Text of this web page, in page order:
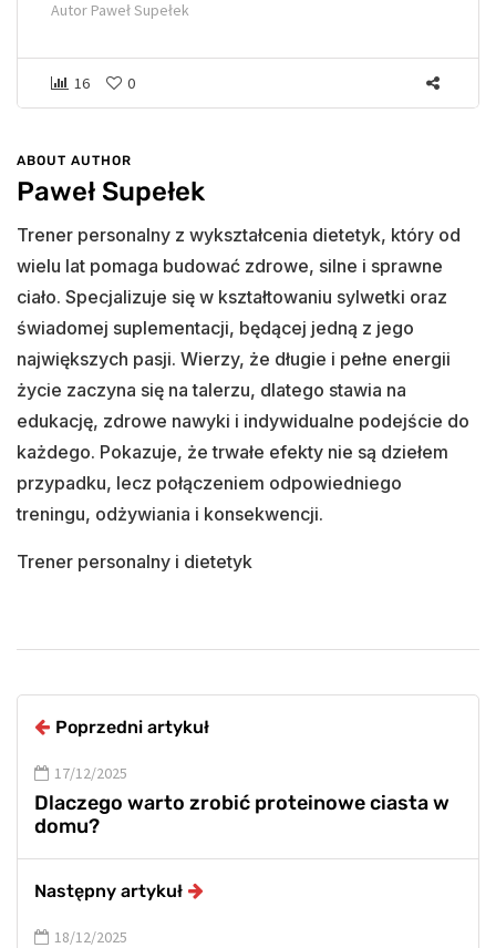
Autor Paweł Supełek
16 0
ABOUT AUTHOR
Paweł Supełek
Trener personalny z wykształcenia dietetyk, który od
wielu lat pomaga budować zdrowe, silne i sprawne
ciało. Specjalizuje się w kształtowaniu sylwetki oraz
świadomej suplementacji, będącej jedną z jego
największych pasji. Wierzy, że długie i pełne energii
życie zaczyna się na talerzu, dlatego stawia na
edukację, zdrowe nawyki i indywidualne podejście do
każdego. Pokazuje, że trwałe efekty nie są dziełem
przypadku, lecz połączeniem odpowiedniego
treningu, odżywiania i konsekwencji.
Trener personalny i dietetyk
Poprzedni artykuł
17/12/2025
Dlaczego warto zrobić proteinowe ciasta w
domu?
Następny artykuł
18/12/2025